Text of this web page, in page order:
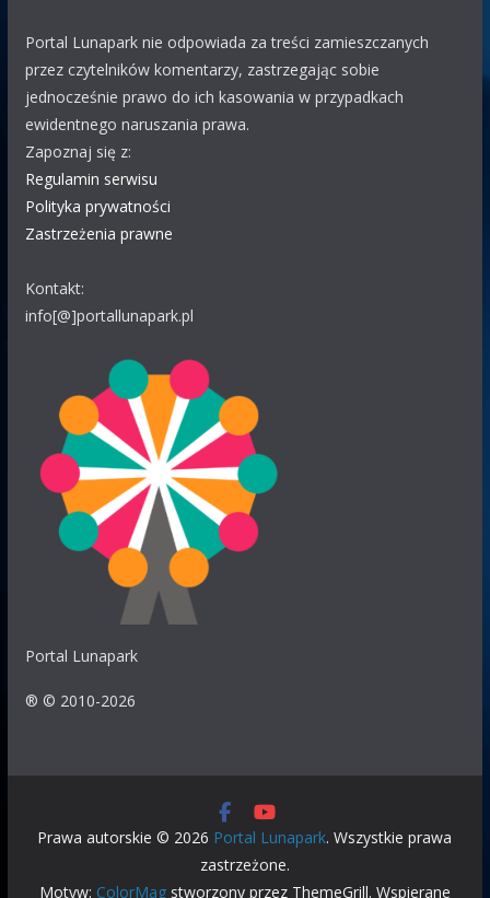
małych dzieci.
Polak63
28.07 21:55
WOJTEKbardzo dobrze że omijają, pozdrawiam
wszystkich oprócz Wojtka
WOJTEK
28.07 00:46
WITAM SERDECZNIE POWIEDZCIE MI WSZYSCY SZCZERZĘ
OMIJAJĄ CAŁE ŻYCIE NOWY SĄCZ MALOPOLSKĘ
POZDRAWIAM WAS
25.07 12:55
Witam W Warszawie bądź okolicy będziecie jakoś teraz?
Polak63
24.07 11:04
WOJTEK
ty masz ze soba problem pytasz tylko o ten Nowy
Sącz jak przyjedzie to przyjedzie the bill
BARTEK
24.07 06:21
Orientuje się ktoś gdzie teraz jest break dance lunaparku
WOJTEK
24.07 00:51
INNYCH CZEPIAĆ TO POPATRZ NA SIEBIE POLAK63
24.07 00:39
Witam gdzie teraz stoi robland ?
Portal Lunapark nie odpowiada za treści zamieszczanych
przez czytelników komentarzy, zastrzegając sobie
jednocześnie prawo do ich kasowania w przypadkach
ewidentnego naruszania prawa.
Zapoznaj się z:
Regulamin serwisu
Polityka prywatności
Zastrzeżenia prawne
Kontakt:
info[@]portallunapark.pl
Portal Lunapark
® © 2010-2026
Prawa autorskie © 2026 Portal Lunapark. Wszystkie prawa
zastrzeżone.
Motyw: ColorMagstworzony przez ThemeGrill. Wspierane